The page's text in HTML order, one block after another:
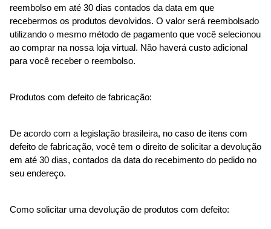
reembolso em até 30 dias contados da data em que
recebermos os produtos devolvidos. O valor será reembolsado
utilizando o mesmo método de pagamento que você selecionou
ao comprar na nossa loja virtual. Não haverá custo adicional
para você receber o reembolso.
Produtos com defeito de fabricação:
De acordo com a legislação brasileira, no caso de itens com
defeito de fabricação, você tem o direito de solicitar a devolução
em até 30 dias, contados da data do recebimento do pedido no
seu endereço.
Como solicitar uma devolução de produtos com defeito: